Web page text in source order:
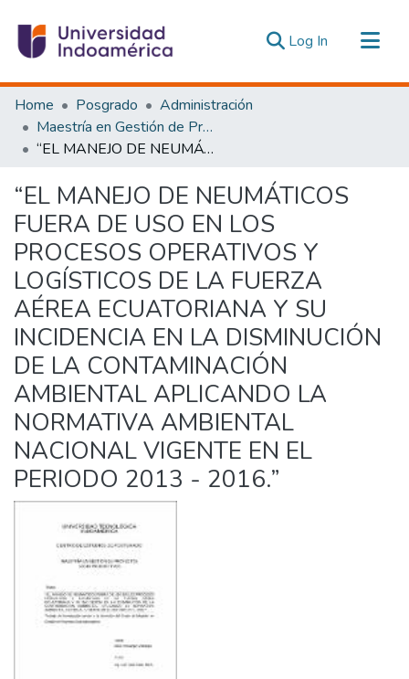
Log In (current)
Communities & Collections
All of DSpace
Statistics
Home Posgrado
Administración
Maestría en Gestión de Proyectos Socioproductivos
“EL MANEJO DE NEUMÁTICOS FUERA DE USO EN LOS PROCESOS OPERATIVOS Y LOGÍSTICOS DE LA FUERZA AÉREA ECUATORIANA Y SU INCIDENCIA EN LA DISMINUCIÓN DE LA CONTAMINACIÓN AMBIENTAL APLICANDO LA NORMATIVA AMBIENTAL NACIONAL VIGENTE EN EL PERIODO 2013 - 2016.”
“EL MANEJO DE NEUMÁTICOS
FUERA DE USO EN LOS
PROCESOS OPERATIVOS Y
LOGÍSTICOS DE LA FUERZA
AÉREA ECUATORIANA Y SU
INCIDENCIA EN LA DISMINUCIÓN
DE LA CONTAMINACIÓN
AMBIENTAL APLICANDO LA
NORMATIVA AMBIENTAL
NACIONAL VIGENTE EN EL
PERIODO 2013 - 2016.”